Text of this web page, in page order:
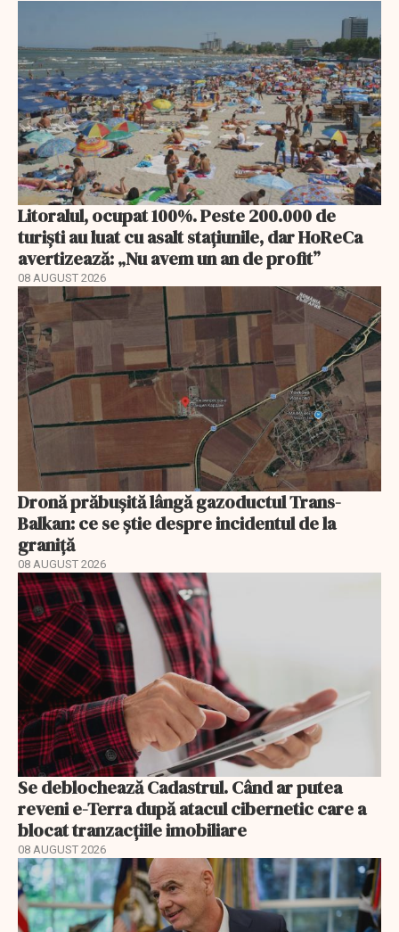
Litoralul, ocupat 100%. Peste 200.000 de
turiști au luat cu asalt stațiunile, dar HoReCa
avertizează: „Nu avem un an de profit”
08 AUGUST 2026
Dronă prăbușită lângă gazoductul Trans-
Balkan: ce se știe despre incidentul de la
graniță
08 AUGUST 2026
Se deblochează Cadastrul. Când ar putea
reveni e-Terra după atacul cibernetic care a
blocat tranzacțiile imobiliare
08 AUGUST 2026